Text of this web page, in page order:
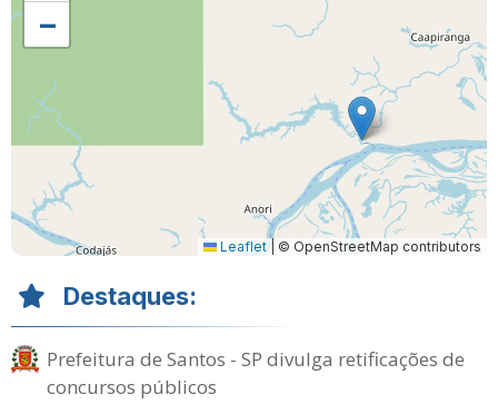
−
Leaflet © OpenStreetMap contributors
Destaques:
Prefeitura de Santos - SP divulga retificações de
concursos públicos